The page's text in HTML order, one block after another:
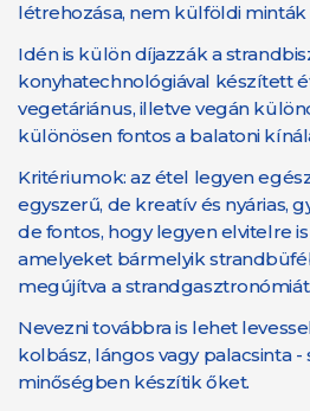
létrehozása, nem külföldi minták
Idén is külön díjazzák a
konyhatechnológiával készített
vegetáriánus, illetve vegán
különösen fontos a balatoni
Kritériumok: az étel legyen
egyszerű, de kreatív és nyárias,
de fontos, hogy legyen elvitelre
amelyeket bármelyik
megújítva a strandgasztronómiát.
Nevezni továbbra is lehet
kolbász, lángos vagy palacsinta
minőségben készítik őket.